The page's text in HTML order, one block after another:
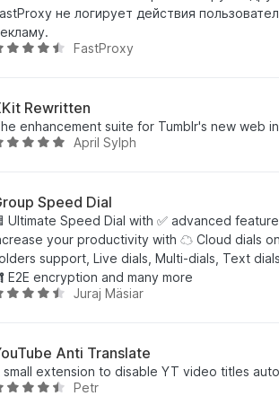
не логирует действия
FastProxy
Rewritten
enhancement suite for Tumblr's new web
April Sylph
Speed Dial
Ultimate Speed Dial with ✅ advanced
your productivity with ☁ Cloud dials
support, Live dials, Multi-dials, Text
E2E encryption and many more
Juraj Mäsiar
Anti Translate
small extension to disable YT video titles
Petr